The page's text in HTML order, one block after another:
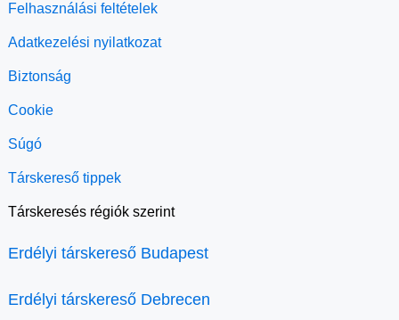
Felhasználási feltételek
Adatkezelési nyilatkozat
Biztonság
Cookie
Súgó
Társkereső tippek
Társkeresés régiók szerint
Erdélyi társkereső Budapest
Erdélyi társkereső Debrecen